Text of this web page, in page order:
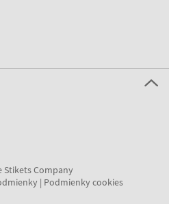
Stikets Company
| Podmienky cookies